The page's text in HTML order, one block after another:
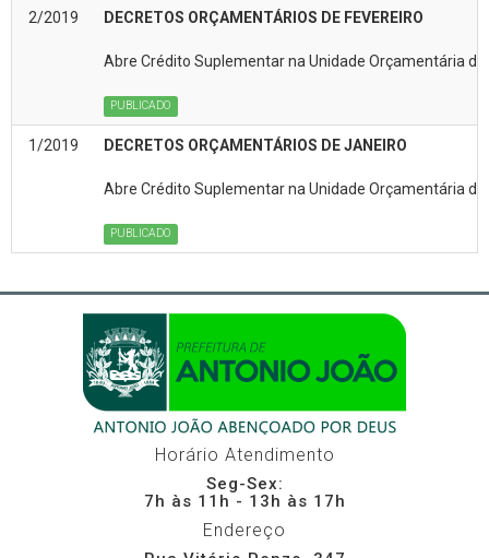
2/2019 DECRETOS ORÇAMENTÁRIOS DE FEVEREIRO
Abre Crédito Suplementar na Unidade Orçamentária
PUBLICADO
1/2019 DECRETOS ORÇAMENTÁRIOS DE JANEIRO
Abre Crédito Suplementar na Unidade Orçamentária
PUBLICADO
Horário Atendimento
Seg-Sex:
7h às 11h - 13h às 17h
Endereço